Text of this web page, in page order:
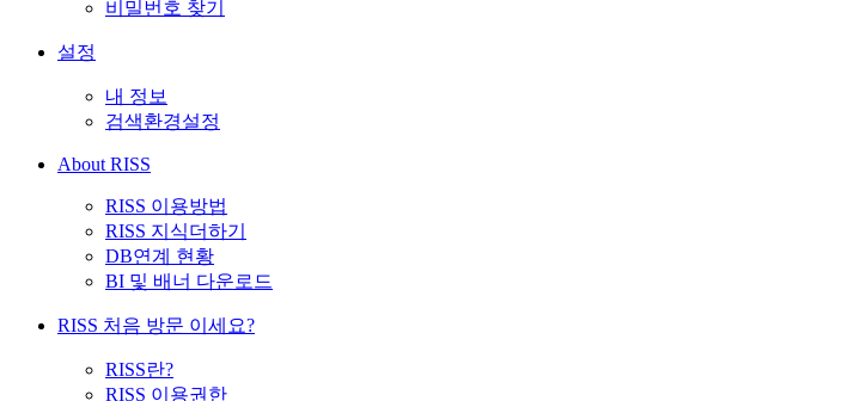
비밀번호 찾기
설정
내 정보
검색환경설정
About RISS
RISS 이용방법
RISS 지식더하기
DB연계 현황
BI 및 배너 다운로드
RISS 처음 방문 이세요?
RISS란?
RISS 이용권한